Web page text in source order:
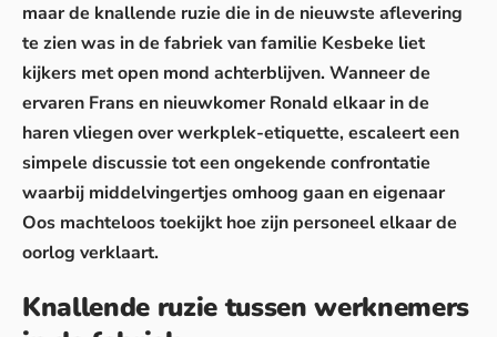
maar de knallende ruzie die in de nieuwste aflevering
te zien was in de fabriek van familie Kesbeke liet
kijkers met open mond achterblijven. Wanneer de
ervaren Frans en nieuwkomer Ronald elkaar in de
haren vliegen over werkplek-etiquette, escaleert een
simpele discussie tot een ongekende confrontatie
waarbij middelvingertjes omhoog gaan en eigenaar
Oos machteloos toekijkt hoe zijn personeel elkaar de
oorlog verklaart.
Knallende ruzie tussen werknemers